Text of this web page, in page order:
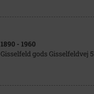
1890 - 1960
Gisselfeld gods Gisselfeldvej 5